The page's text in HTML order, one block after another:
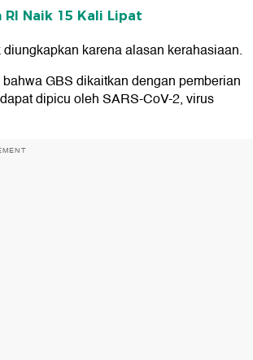
Naik 15 Kali Lipat
karena alasan kerahasiaan.
GBS dikaitkan dengan pemberian
dipicu oleh SARS-CoV-2, virus